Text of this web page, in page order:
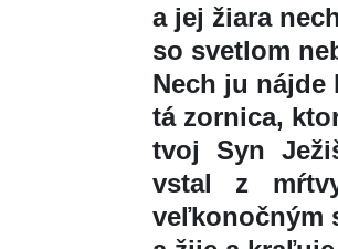
a jej žiara
so svetlom
Nech ju
tá zornica,
tvoj Syn
vstal z
veľkonočným